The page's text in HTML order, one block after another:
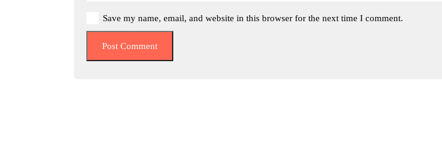
Save my name, email, and website in this browser for the next time I comment.